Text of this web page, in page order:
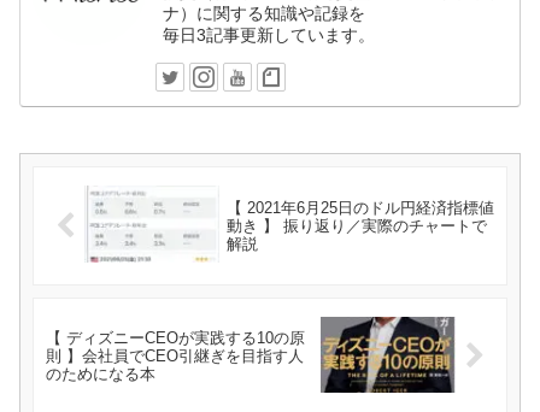
ナ）に関する知識や記録を
毎日3記事更新しています。
【 2021年6月25日のドル円経済指標値
動き 】 振り返り／実際のチャートで
解説
【 ディズニーCEOが実践する10の原
則 】会社員でCEO引継ぎを目指す人
のためになる本